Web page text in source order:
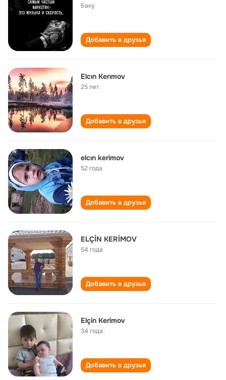
Баку
Добавить в друзья
Elcın Kerımov
25 лет
Добавить в друзья
elcın kerimov
52 года
Добавить в друзья
ELÇİN KERİMOV
54 года
Добавить в друзья
Elçin Kerimov
34 года
Добавить в друзья